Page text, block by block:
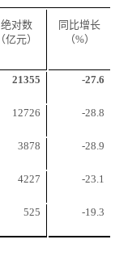
绝对数
（亿元）
同比增长
（%）
21355 -27.6
12726 -28.8
3878 -28.9
4227 -23.1
525 -19.3